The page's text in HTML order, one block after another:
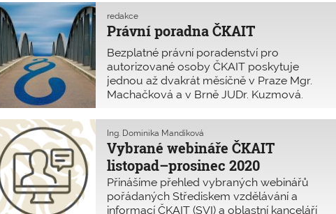
Právní poradna ČKAIT
redakce
Bezplatné právní poradenství pro
autorizované osoby ČKAIT poskytuje
jednou až dvakrát měsíčně v Praze Mgr.
Machačková a v Brně JUDr. Kuzmová.
Vybrané webináře ČKAIT
listopad–prosinec 2020
Ing. Dominika Mandíková
Přinášíme přehled vybraných webinářů
pořádaných Střediskem vzdělávání a
informací ČKAIT (SVI) a oblastní kanceláří